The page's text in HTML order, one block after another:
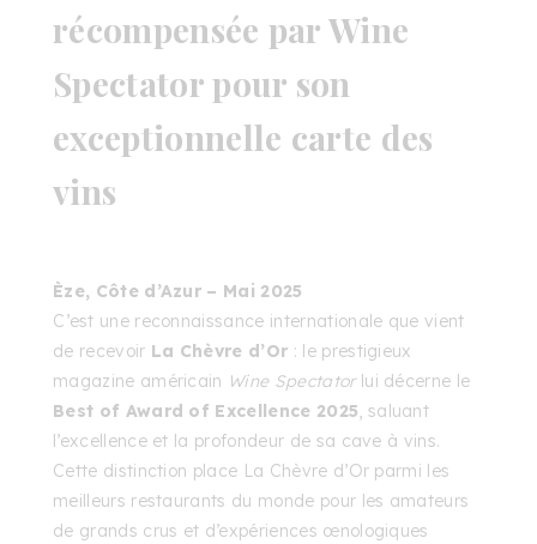
récompensée par Wine
Spectator pour son
exceptionnelle carte des
vins
Èze, Côte d’Azur – Mai 2025
C’est une reconnaissance internationale que vient
de recevoir La Chèvre d’Or : le prestigieux
magazine américain Wine Spectatorlui décerne le
Best of Award of Excellence 2025, saluant
l’excellence et la profondeur de sa cave à vins.
Cette distinction place La Chèvre d’Or parmi les
meilleurs restaurants du monde pour les amateurs
de grands crus et d’expériences œnologiques